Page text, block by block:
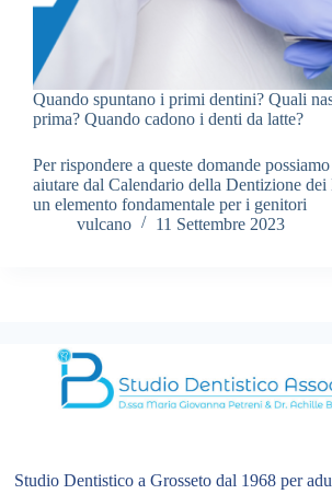
Quando spuntano i primi dentini? Quali
prima? Quando cadono i denti da latte?
Per rispondere a queste domande
aiutare dal Calendario della Dentizione
un elemento fondamentale per i genitori
vulcano
11 Settembre 2023
Studio Dentistico a Grosseto dal 1968 per